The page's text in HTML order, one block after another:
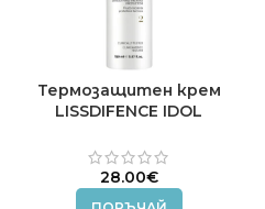
Термозащитен крем
LISSDIFENCE IDOL
28.00€